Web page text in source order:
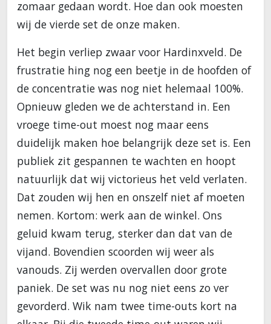
zomaar gedaan wordt. Hoe dan ook moesten
wij de vierde set de onze maken.
Het begin verliep zwaar voor Hardinxveld. De
frustratie hing nog een beetje in de hoofden of
de concentratie was nog niet helemaal 100%.
Opnieuw gleden we de achterstand in. Een
vroege time-out moest nog maar eens
duidelijk maken hoe belangrijk deze set is. Een
publiek zit gespannen te wachten en hoopt
natuurlijk dat wij victorieus het veld verlaten.
Dat zouden wij hen en onszelf niet af moeten
nemen. Kortom: werk aan de winkel. Ons
geluid kwam terug, sterker dan dat van de
vijand. Bovendien scoorden wij weer als
vanouds. Zij werden overvallen door grote
paniek. De set was nu nog niet eens zo ver
gevorderd. Wik nam twee time-outs kort na